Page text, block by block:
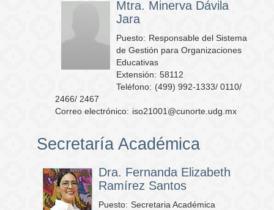
Mtra. Minerva Dávila
Jara
Puesto: Responsable del Sistema
de Gestión para Organizaciones
Educativas
Extensión: 58112
Teléfono: (499) 992-1333/ 0110/
2466/ 2467
Correo electrónico: iso21001@cunorte.udg.mx
Secretaría Académica
Dra. Fernanda Elizabeth
Ramírez Santos
Puesto: Secretaria Académica